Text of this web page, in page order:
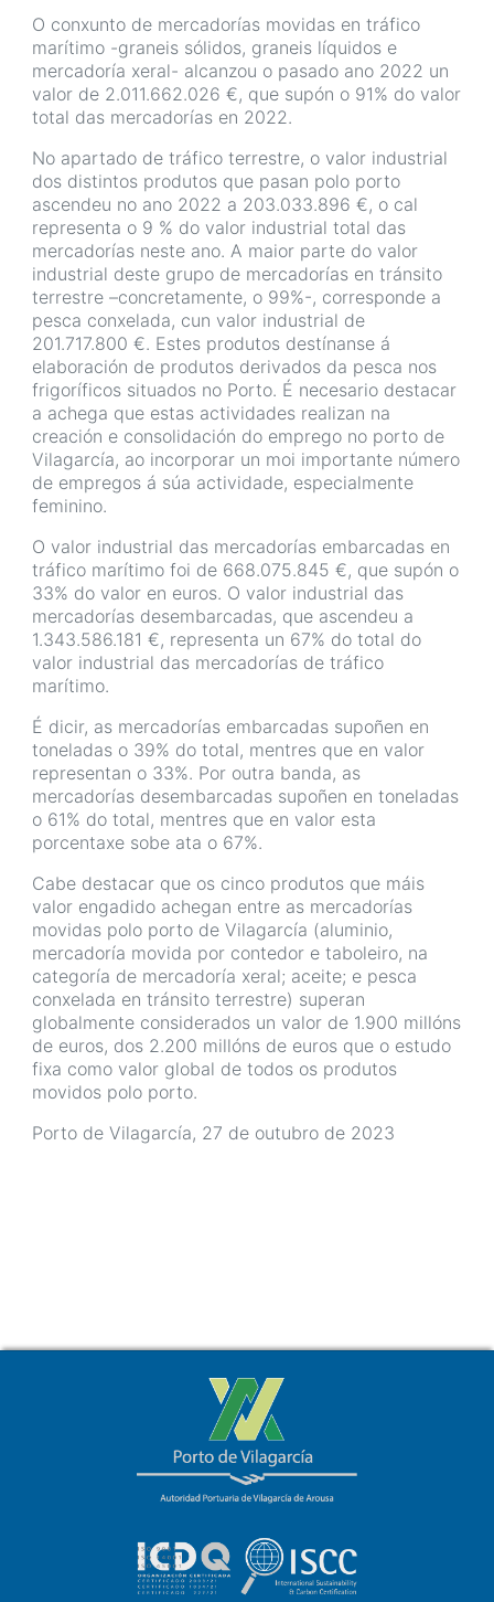
O conxunto de mercadorías movidas en tráfico
marítimo -graneis sólidos, graneis líquidos e
mercadoría xeral- alcanzou o pasado ano 2022 un
valor de 2.011.662.026 €, que supón o 91% do valor
total das mercadorías en 2022.
No apartado de tráfico terrestre, o valor industrial
dos distintos produtos que pasan polo porto
ascendeu no ano 2022 a 203.033.896 €, o cal
representa o 9 % do valor industrial total das
mercadorías neste ano. A maior parte do valor
industrial deste grupo de mercadorías en tránsito
terrestre –concretamente, o 99%-, corresponde a
pesca conxelada, cun valor industrial de
201.717.800 €. Estes produtos destínanse á
elaboración de produtos derivados da pesca nos
frigoríficos situados no Porto. É necesario destacar
a achega que estas actividades realizan na
creación e consolidación do emprego no porto de
Vilagarcía, ao incorporar un moi importante número
de empregos á súa actividade, especialmente
feminino.
O valor industrial das mercadorías embarcadas en
tráfico marítimo foi de 668.075.845 €, que supón o
33% do valor en euros. O valor industrial das
mercadorías desembarcadas, que ascendeu a
1.343.586.181 €, representa un 67% do total do
valor industrial das mercadorías de tráfico
marítimo.
É dicir, as mercadorías embarcadas supoñen en
toneladas o 39% do total, mentres que en valor
representan o 33%. Por outra banda, as
mercadorías desembarcadas supoñen en toneladas
o 61% do total, mentres que en valor esta
porcentaxe sobe ata o 67%.
Cabe destacar que os cinco produtos que máis
valor engadido achegan entre as mercadorías
movidas polo porto de Vilagarcía (aluminio,
mercadoría movida por contedor e taboleiro, na
categoría de mercadoría xeral; aceite; e pesca
conxelada en tránsito terrestre) superan
globalmente considerados un valor de 1.900 millóns
de euros, dos 2.200 millóns de euros que o estudo
fixa como valor global de todos os produtos
movidos polo porto.
Porto de Vilagarcía, 27 de outubro de 2023